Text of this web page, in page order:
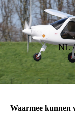
NL
Waarmee kunnen